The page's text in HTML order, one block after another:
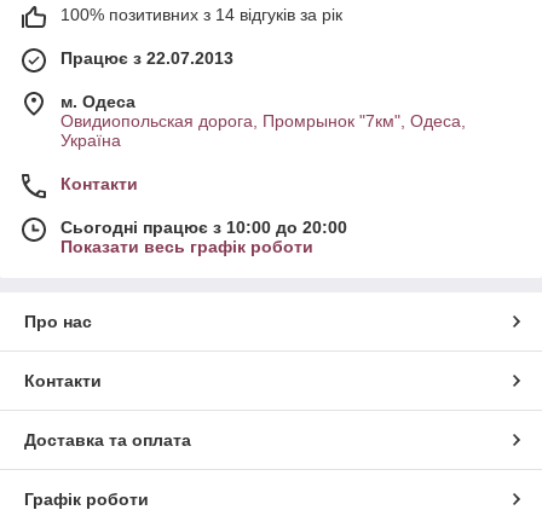
100% позитивних з 14 відгуків за рік
Працює з 22.07.2013
м. Одеса
Овидиопольская дорога, Промрынок "7км", Одеса,
Україна
Контакти
Сьогодні працює з 10:00 до 20:00
Показати весь графік роботи
Про нас
Контакти
Доставка та оплата
Графік роботи